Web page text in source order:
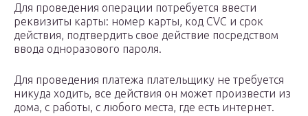
Для проведения операции потребуется ввести
реквизиты карты: номер карты, код CVC и срок
действия, подтвердить свое действие посредством
ввода одноразового пароля.
Для проведения платежа плательщику не требуется
никуда ходить, все действия он может произвести из
дома, с работы, с любого места, где есть интернет.